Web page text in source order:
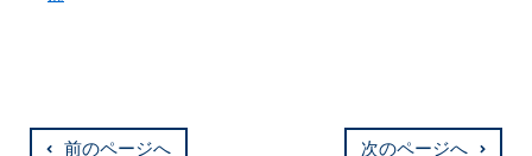
前のページへ 次のページへ